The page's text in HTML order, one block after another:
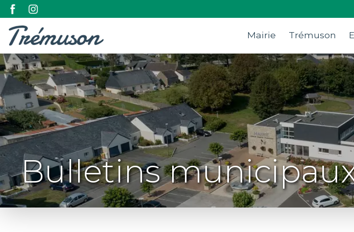
Mairie Trémuson
Bulletins